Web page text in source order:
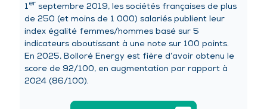
1er septembre 2019, les sociétés françaises de plus
de 250 (et moins de 1 000) salariés publient leur
index égalité femmes/hommes basé sur 5
indicateurs aboutissant à une note sur 100 points.
En 2025, Bolloré Energy est fière d’avoir obtenu le
score de 92/100, en augmentation par rapport à
2024 (86/100).